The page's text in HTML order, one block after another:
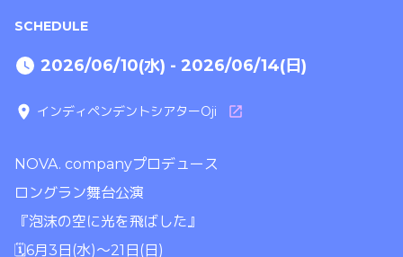
SCHEDULE
2026/06/10(水) - 2026/06/14(日)
インディペンデントシアターOji
NOVA. companyプロデュース
ロングラン舞台公演
『泡沫の空に光を飛ばした』
🗓️6月3日(水)〜21日(日)